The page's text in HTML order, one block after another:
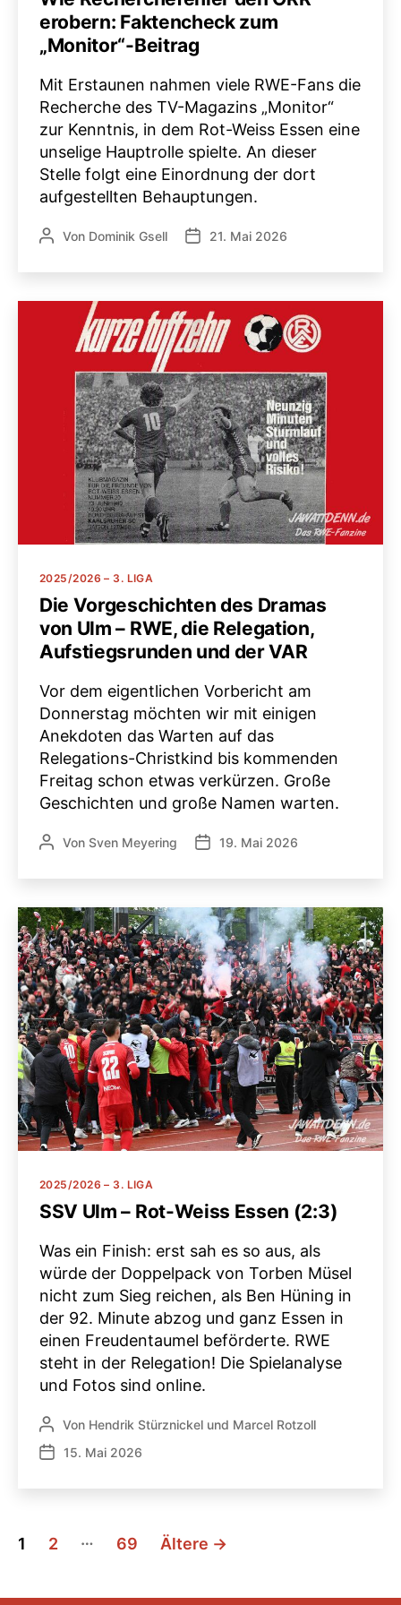
erobern: Faktencheck zum
„Monitor“-Beitrag
Mit Erstaunen nahmen viele RWE-Fans die
Recherche des TV-Magazins „Monitor“
zur Kenntnis, in dem Rot-Weiss Essen eine
unselige Hauptrolle spielte. An dieser
Stelle folgt eine Einordnung der dort
aufgestellten Behauptungen.
Beitragsautor
Von Dominik Gsell Veröffentlichungsdatum
21. Mai 2026
Kategorien
2025/2026 – 3. LIGA
Die Vorgeschichten des Dramas
von Ulm – RWE, die Relegation,
Aufstiegsrunden und der VAR
Vor dem eigentlichen Vorbericht am
Donnerstag möchten wir mit einigen
Anekdoten das Warten auf das
Relegations-Christkind bis kommenden
Freitag schon etwas verkürzen. Große
Geschichten und große Namen warten.
Beitragsautor
Von Sven Meyering Veröffentlichungsdatum
19. Mai 2026
Kategorien
2025/2026 – 3. LIGA
SSV Ulm – Rot-Weiss Essen (2:3)
Was ein Finish: erst sah es so aus, als
würde der Doppelpack von Torben Müsel
nicht zum Sieg reichen, als Ben Hüning in
der 92. Minute abzog und ganz Essen in
einen Freudentaumel beförderte. RWE
steht in der Relegation! Die Spielanalyse
und Fotos sind online.
Beitragsautor
Von Hendrik Stürznickel und Marcel Rotzoll
Veröffentlichungsdatum
15. Mai 2026
Seitennummerierung
1 2 … 69 Ältere →